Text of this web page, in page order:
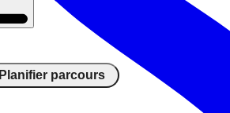
Planifier parcours